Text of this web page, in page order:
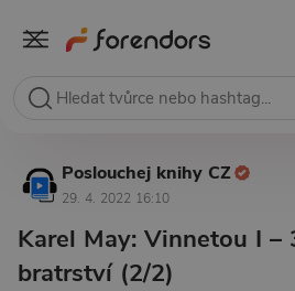
Poslouchej knihy CZ
29. 4. 2022 16:10
Karel May: Vinnetou I –
bratrství (2/2)